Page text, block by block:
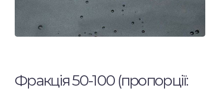
Фракція 50-100 (пропорції: